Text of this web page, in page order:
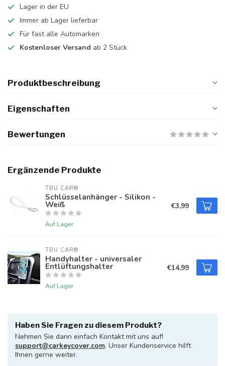
Lager in der EU
Immer ab Lager lieferbar
Für fast alle Automarken
Kostenloser Versand ab 2 Stück
Produktbeschreibung
Eigenschaften
Bewertungen
Ergänzende Produkte
TBU CAR®
Schlüsselanhänger - Silikon -
Weiß
Auf Lager
€3,99
TBU CAR®
Handyhalter - universaler
Entlüftungshalter
Auf Lager
€14,99
Haben Sie Fragen zu diesem Produkt?
Nehmen Sie dann einfach Kontakt mit uns auf!
support@carkeycover.com. Unser Kundenservice hilft
Ihnen gerne weiter.